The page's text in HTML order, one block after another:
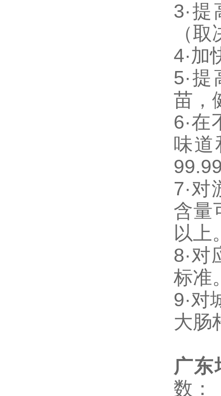
3·
（
4·加
5·
苗，
6·
味道
7·
含量
以上
8·对
标准
9·对
大肠
广东
数：